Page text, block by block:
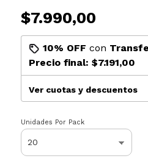
$7.990,00
10% OFF con
Precio final: $7.191,00
Ver cuotas y descuentos
Unidades Por Pack